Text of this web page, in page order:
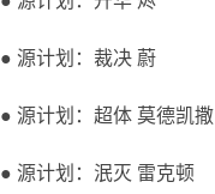
● 源计划：裁决 蔚
● 源计划：超体 莫德凯撒
● 源计划：泯灭 雷克顿